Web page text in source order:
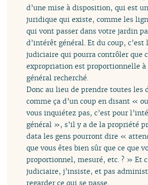
d’une mise à disposition, qui est
juridique qui existe, comme les
qui vont passer dans votre jardin
d’intérêt général. Et du coup, c’est
judiciaire qui pourra contrôler que
expropriation est proportionnelle
général recherché.
Donc au lieu de prendre toutes les
comme ça d’un coup en disant «
vous inquiétez pas, c’est pour
général », s’il y a de la propriété
data les gens pourront dire «
que vous êtes bien sûr que ce que
proportionnel, mesuré, etc. ? » Et
judiciaire, j’insiste, et pas
regarder ce qui se passe.